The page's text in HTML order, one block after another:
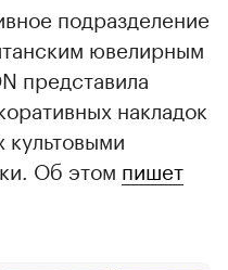
подразделение
ювелирным
представила
накладок
культовыми
Об этом пишет